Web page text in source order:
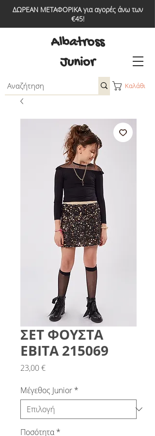
ΔΩΡΕΑΝ ΜΕΤΑΦΟΡΙΚΑ για αγορές άνω των
€45!
Καλάθι
Albatross
Junior
ΣΕΤ ΦΟΥΣΤΑ
ΕΒΙΤΑ 215069
23,00 €Τιμή
Μέγεθος Junior *
Ποσότητα *